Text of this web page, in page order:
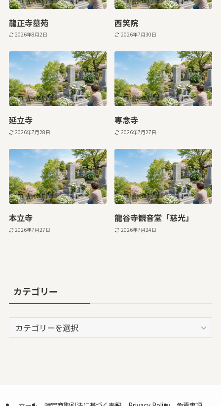
龍正寺墓苑
2026年8月2日
西笑院
2026年7月30日
延立寺
2026年7月28日
専念寺
2026年7月27日
本立寺
2026年7月27日
龍谷寺観音堂「慈光」
2026年7月24日
カテゴリー
テ